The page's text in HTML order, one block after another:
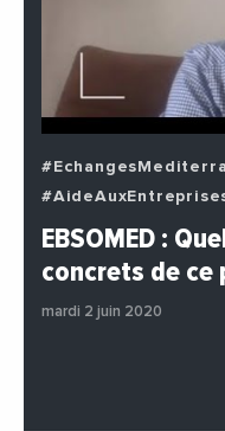
#BuzzNews
#Entreprises
EBSOMED :
concrets de
mardi 2 juin 2020